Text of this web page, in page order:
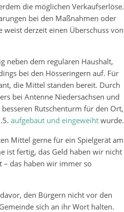
die möglichen Verkaufserlöse.
bei den Maßnahmen oder
derzeit einen Überschuss von
neben dem regulären Haushalt,
bei den Hösseringern auf. Für
die Mittel standen bereit. Durch
bei Antenne Niedersachsen und
Rutschenturm für den Ort,
aufgebaut und eingeweihtwurde.
Mittel gerne für ein Spielgerät am
ist fertig, das Geld haben wir nicht
das haben wir immer so
den Bürgern nicht vor den
sich an ihr Wort halten.